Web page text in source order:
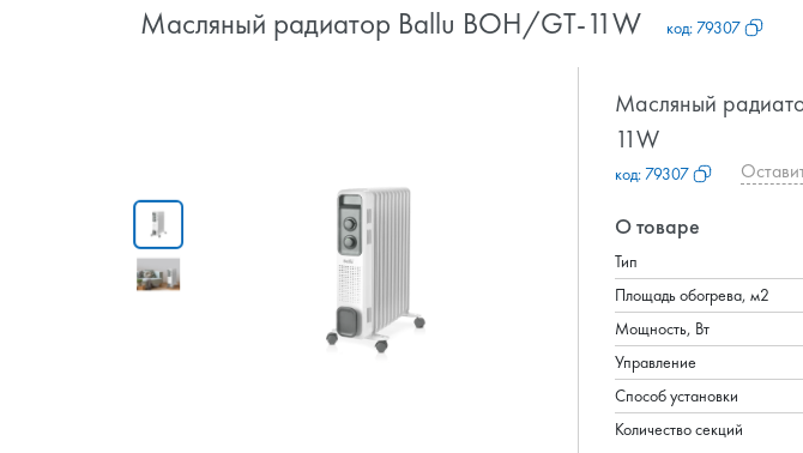
Масляный радиатор Ballu BOH/GT-11W код: 79307
Масляный
11W
код: 79307
О товаре
Тип
Площадь обогрева, м2
Мощность, Вт
Управление
Способ установки
Количество секций